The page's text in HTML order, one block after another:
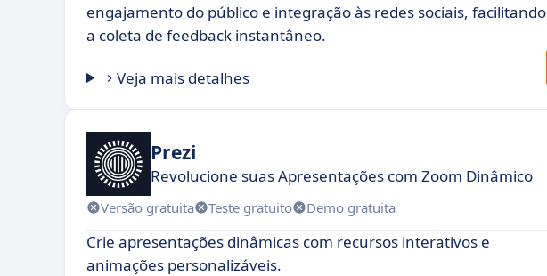
engajamento do público e integração às redes sociais, facilitando
a coleta de feedback instantâneo.
Veja mais detalhes
Prezi
Revolucione suas Apresentações com Zoom Dinâmico
Versão gratuita Teste gratuito Demo gratuita
Crie apresentações dinâmicas com recursos interativos e
animações personalizáveis.